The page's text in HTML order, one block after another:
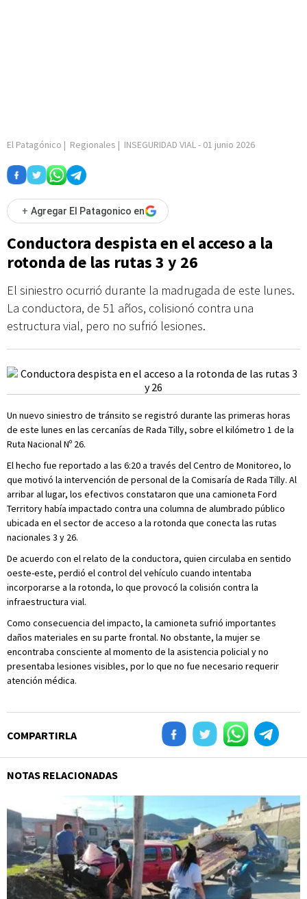
El Patagónico | Regionales | INSEGURIDAD VIAL- 01 junio 2026
+ Agregar El Patagonico en
Conductora despista en el acceso a la
rotonda de las rutas 3 y 26
El siniestro ocurrió durante la madrugada de este lunes.
La conductora, de 51 años, colisionó contra una
estructura vial, pero no sufrió lesiones.
Un nuevo siniestro de tránsito se registró durante las primeras horas
de este lunes en las cercanías de Rada Tilly, sobre el kilómetro 1 de la
Ruta Nacional Nº 26.
El hecho fue reportado a las 6:20 a través del Centro de Monitoreo, lo
que motivó la intervención de personal de la Comisaría de Rada Tilly. Al
arribar al lugar, los efectivos constataron que una camioneta Ford
Territory había impactado contra una columna de alumbrado público
ubicada en el sector de acceso a la rotonda que conecta las rutas
nacionales 3 y 26.
De acuerdo con el relato de la conductora, quien circulaba en sentido
oeste-este, perdió el control del vehículo cuando intentaba
incorporarse a la rotonda, lo que provocó la colisión contra la
infraestructura vial.
Como consecuencia del impacto, la camioneta sufrió importantes
daños materiales en su parte frontal. No obstante, la mujer se
encontraba consciente al momento de la asistencia policial y no
presentaba lesiones visibles, por lo que no fue necesario requerir
atención médica.
COMPARTIRLA
NOTAS RELACIONADAS